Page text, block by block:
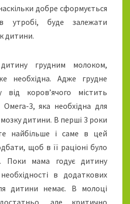
добре сформується
утробі, буде залежати
дитини.
грудним молоком,
необхідна. Адже грудне
коров’ячого містить
Омега-3, яка необхідна для
дитини. В перші 3 роки
найбільше і саме в цей
щоб в її раціоні було
Поки мама годує дитину
в додаткових
дитини немає. В молоці
але критично